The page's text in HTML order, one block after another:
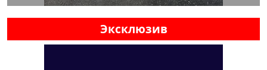
Эксклюзив